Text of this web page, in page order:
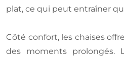
plat, ce qui peut entraîner
Côté confort, les chaises
des moments prolongés.